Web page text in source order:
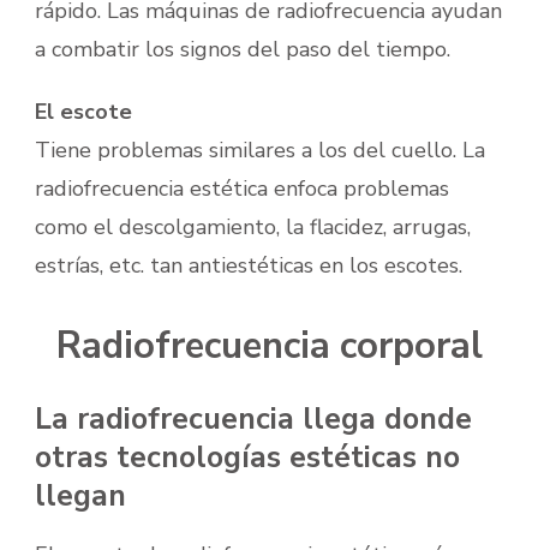
rápido. Las máquinas de radiofrecuencia ayudan
a combatir los signos del paso del tiempo.
El escote
Tiene problemas similares a los del cuello. La
radiofrecuencia estética enfoca problemas
como el descolgamiento, la flacidez, arrugas,
estrías, etc. tan antiestéticas en los escotes.
Radiofrecuencia corporal
La radiofrecuencia llega donde
otras tecnologías estéticas no
llegan